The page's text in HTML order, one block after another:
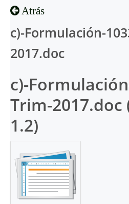
Atrás
c)-Formulación-
2017.doc
c)-
Trim-2017.doc
1.2)